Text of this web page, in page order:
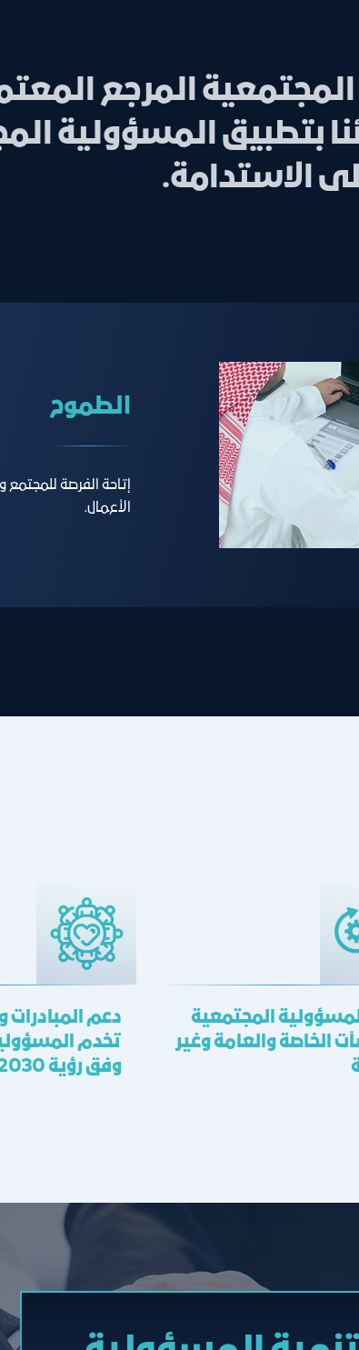
المرجع
بتطبيق المسؤولية
الاستدامة.
الطموح
إتاحة الفرصة للمجتمع
الأعﻤﺎل.
المجتمعية
الخاصة والعامة وغير
دعم المبادرات
تخدم
وفق رؤية 2030